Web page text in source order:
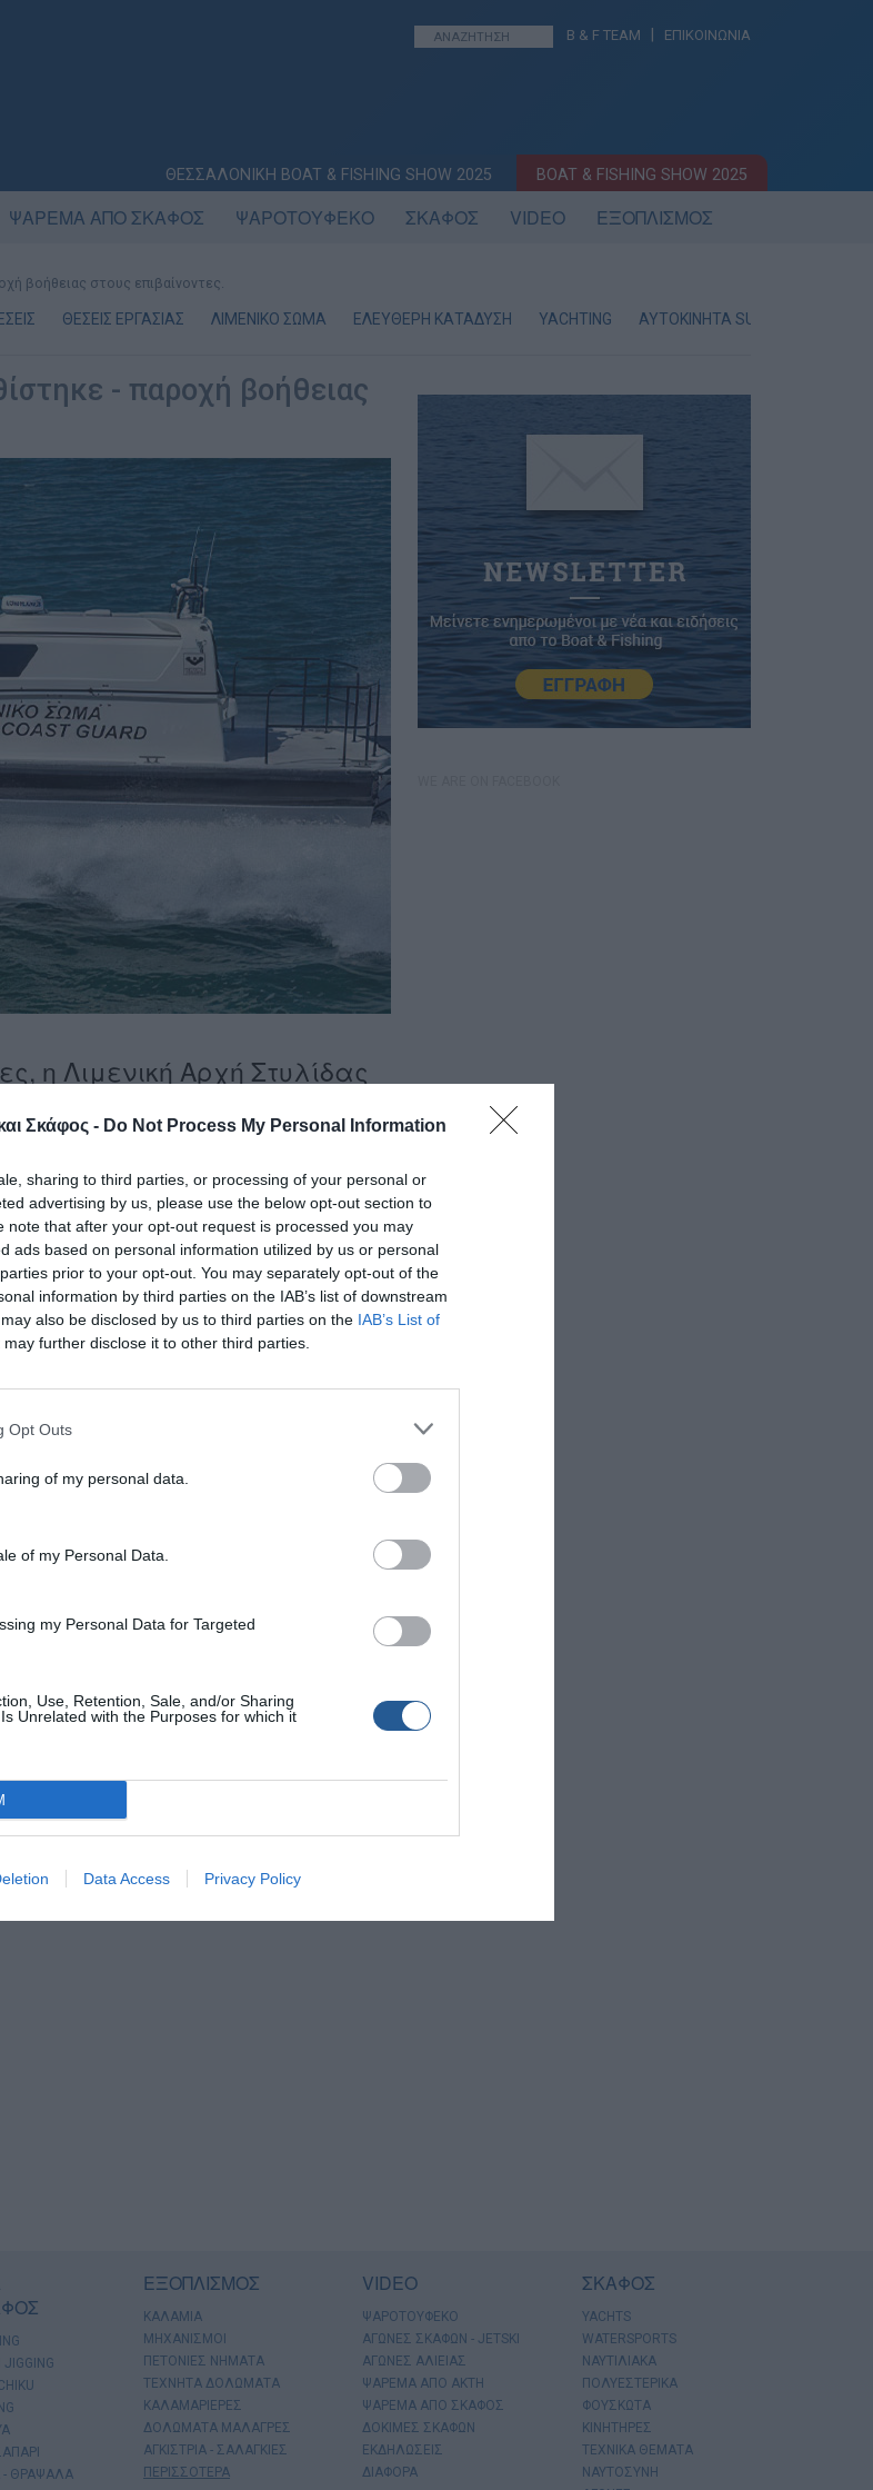
Σκάφος - Do Not Process My Personal Information
sharing to third parties, or processing of your personal or
advertising by us, please use the below opt-out section to
note that after your opt-out request is processed you may
ads based on personal information utilized by us or personal
prior to your opt-out. You may separately opt-out of the
information by third parties on the IAB’s list of downstream
also be disclosed by us to third parties on the IAB’s List of
may further disclose it to other third parties.
Opt Outs
of my personal data.
of my Personal Data.
my Personal Data for Targeted
Use, Retention, Sale, and/or Sharing
Unrelated with the Purposes for which it
Data Access Privacy Policy
B & F TEAM ΕΠΙΚΟΙΝΩΝΙΑ
ΘΕΣΣΑΛΟΝΙΚΗ BOAT & FISHING SHOW 2025 BOAT & FISHING SHOW 2025
ΨΑΡΕΜΑ ΑΠΟ ΣΚΑΦΟΣ ΨΑΡΟΤΟΥΦΕΚΟ ΣΚΑΦΟΣ VIDEO ΕΞΟΠΛΙΣΜΟΣ
βοήθειας στους επιβαίνοντες.
ΘΕΣΕΙΣ ΕΡΓΑΣΙΑΣ ΛΙΜΕΝΙΚΟ ΣΩΜΑ ΕΛΕΥΘΕΡΗ ΚΑΤΑΔΥΣΗ YACHTING AYTOKINHTA SUV & 4×4
- παροχή βοήθειας
η Λιμενική Αρχή Στυλίδας
για παροχή
στη θαλάσσια
και στην περιοχή έσπευσε περιπολικό όχημα
Γιάννη Στυλίδας και οι δύο επιβαίνοντες
Λ.Σ.-ΕΛ.ΑΚΤ. και μεταφέρθηκαν με
όλες τις θαλασσινές
JIGGING
- ΘΡΑΨΑΛΑ
ΕΞΟΠΛΙΣΜΟΣ
ΚΑΛΑΜΙΑ
ΜΗΧΑΝΙΣΜΟΙ
ΠΕΤΟΝΙΕΣ ΝΗΜΑΤΑ
ΤΕΧΝΗΤΑ ΔΟΛΩΜΑΤΑ
ΚΑΛΑΜΑΡΙΕΡΕΣ
ΔΟΛΩΜΑΤΑ ΜΑΛΑΓΡΕΣ
ΑΓΚΙΣΤΡΙΑ - ΣΑΛΑΓΚΙΕΣ
ΠΕΡΙΣΣΟΤΕΡΑ
VIDEO
ΨΑΡΟΤΟΥΦΕΚΟ
ΑΓΩΝΕΣ ΣΚΑΦΩΝ - JETSKI
ΑΓΩΝΕΣ ΑΛΙΕΙΑΣ
ΨΑΡΕΜΑ ΑΠΟ ΑΚΤΗ
ΨΑΡΕΜΑ ΑΠΟ ΣΚΑΦΟΣ
ΔΟΚΙΜΕΣ ΣΚΑΦΩΝ
ΕΚΔΗΛΩΣΕΙΣ
ΔΙΑΦΟΡΑ
ΣΚΑΦΟΣ
YACHTS
WATERSPORTS
ΝΑΥΤΙΛΙΑΚΑ
ΠΟΛΥΕΣΤΕΡΙΚΑ
ΦΟΥΣΚΩΤΑ
ΚΙΝΗΤΗΡΕΣ
ΤΕΧΝΙΚΑ ΘΕΜΑΤΑ
ΝΑΥΤΟΣΥΝΗ